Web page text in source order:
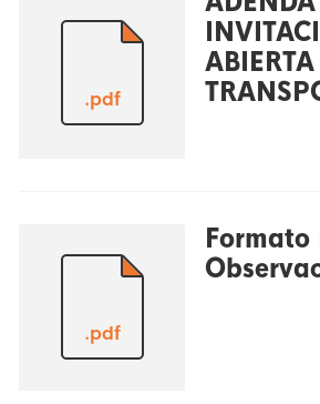
.pdf
.pdf
Formato